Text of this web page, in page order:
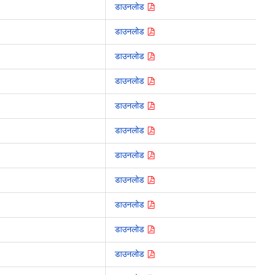
डाउनलोड
डाउनलोड
डाउनलोड
डाउनलोड
डाउनलोड
डाउनलोड
डाउनलोड
डाउनलोड
डाउनलोड
डाउनलोड
डाउनलोड